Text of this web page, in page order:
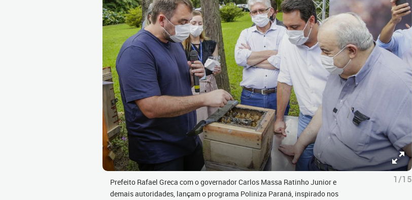
Prefeito Rafael Greca com o governador Carlos Massa Ratinho Junior e
demais autoridades, lançam o programa Poliniza Paraná, inspirado nos
1/15